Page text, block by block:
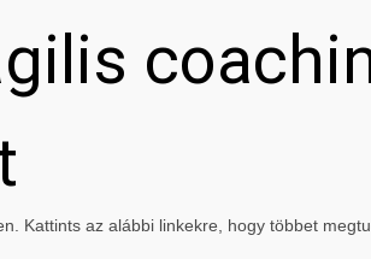
Kattints az alábbi linkekre, hogy többet